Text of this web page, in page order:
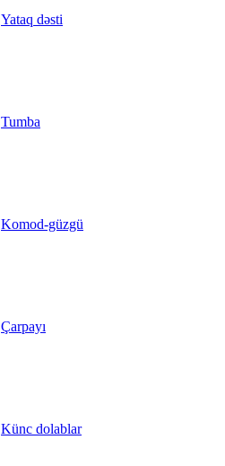
Yataq dəsti
Tumba
Komod-güzgü
Çarpayı
Künc dolablar